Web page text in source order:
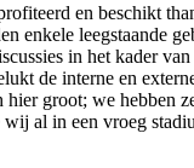
en beschikt
enkele leegstaande
in het kader
de interne en
groot; we hebben
al in een vroeg